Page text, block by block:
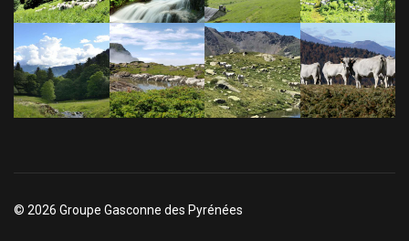
© 2026 Groupe Gasconne des Pyrénées